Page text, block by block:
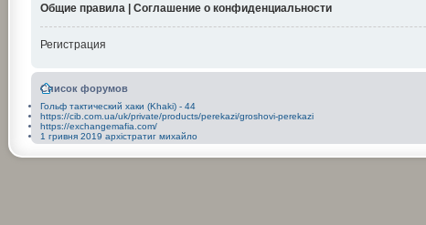
Общие правила | Соглашение о конфиденциальности
Регистрация
Список форумов
Гольф тактический хаки (Khaki) - 44
https://cib.com.ua/uk/private/products/perekazi/groshovi-perekazi
https://exchangemafia.com/
1 гривня 2019 архістратиг михайло